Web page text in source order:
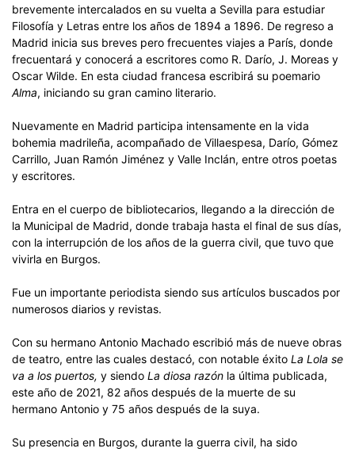
brevemente intercalados en su vuelta a Sevilla para estudiar
Filosofía y Letras entre los años de 1894 a 1896. De regreso a
Madrid inicia sus breves pero frecuentes viajes a París, donde
frecuentará y conocerá a escritores como R. Darío, J. Moreas y
Oscar Wilde. En esta ciudad francesa escribirá su poemario
Alma, iniciando su gran camino literario.
Nuevamente en Madrid participa intensamente en la vida
bohemia madrileña, acompañado de Villaespesa, Darío, Gómez
Carrillo, Juan Ramón Jiménez y Valle Inclán, entre otros poetas
y escritores.
Entra en el cuerpo de bibliotecarios, llegando a la dirección de
la Municipal de Madrid, donde trabaja hasta el final de sus días,
con la interrupción de los años de la guerra civil, que tuvo que
vivirla en Burgos.
Fue un importante periodista siendo sus artículos buscados por
numerosos diarios y revistas.
Con su hermano Antonio Machado escribió más de nueve obras
de teatro, entre las cuales destacó, con notable éxito La Lola se
va a los puertos, y siendo La diosa razón la última publicada,
este año de 2021, 82 años después de la muerte de su
hermano Antonio y 75 años después de la suya.
Su presencia en Burgos, durante la guerra civil, ha sido